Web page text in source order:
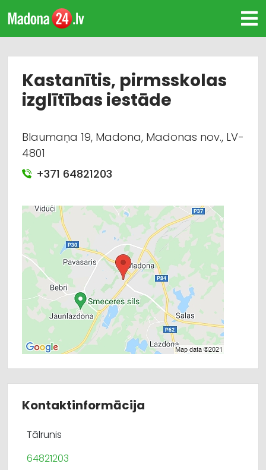
Kastanītis, pirmsskolas
izglītības iestāde
Blaumaņa 19, Madona, Madonas nov., LV-
4801
+371 64821203
Kontaktinformācija
Tālrunis
64821203